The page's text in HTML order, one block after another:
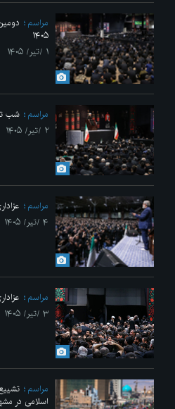
مراسم
۱۴۰۵
۱ /تیر/ ۱۴۰۵
مراسم
شب
۲ /تیر/ ۱۴۰۵
مراسم
۴ /تیر/ ۱۴۰۵
مراسم
۳ /تیر/ ۱۴۰۵
مراسم
اسلامی در